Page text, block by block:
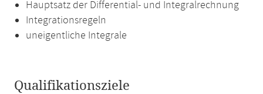
Hauptsatz der Differential- und Integralrechnung
Integrationsregeln
uneigentliche Integrale
Qualifikationsziele